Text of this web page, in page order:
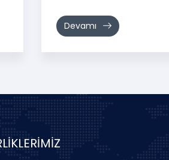
Devamı